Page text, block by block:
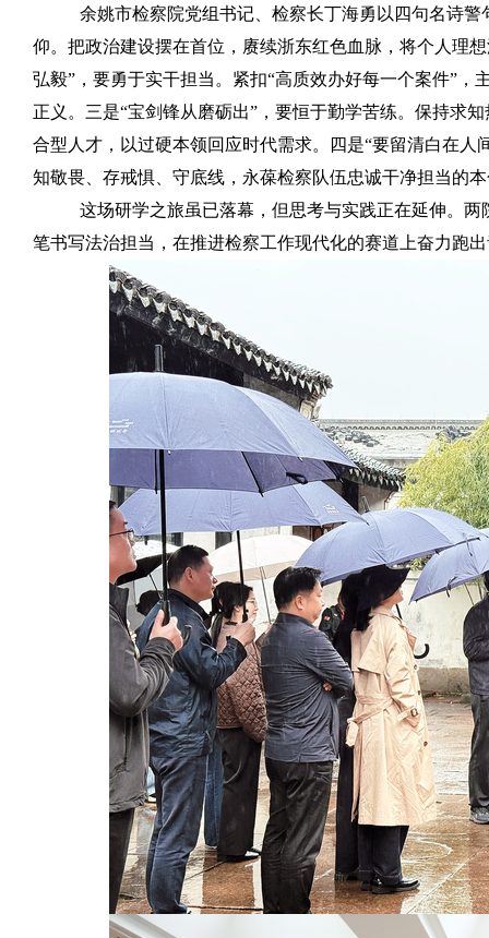
余姚市检察院党组书记、检察长丁海勇以四句名诗
仰。把政治建设摆在首位，赓续浙东红色血脉，将个人理
弘毅” ，要勇于实干担当。紧扣“高质效办好每一个案件” ，
正义。三是“宝剑锋从磨砺出” ，要恒于勤学苦练。保持求
合型人才，以过硬本领回应时代需求。四是“要留清白在人
知敬畏、存戒惧、守底线，永葆检察队伍忠诚干净担当的
这场研学之旅虽已落幕，但思考与实践正在延伸。
笔书写法治担当，在推进检察工作现代化的赛道上奋力跑